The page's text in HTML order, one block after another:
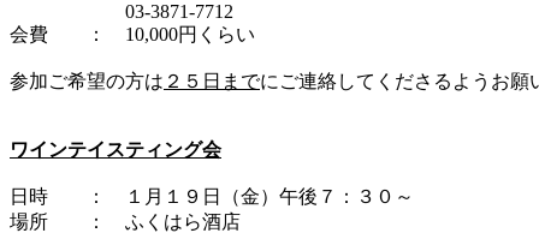
03-3871-7712
会費 ： 10,000円くらい
参加ご希望の方は ２５日までにご連絡してくださるようお願
ワインテイスティング会
日時 ： １月１９日（金）午後７：３０～
場所 ： ふくはら酒店